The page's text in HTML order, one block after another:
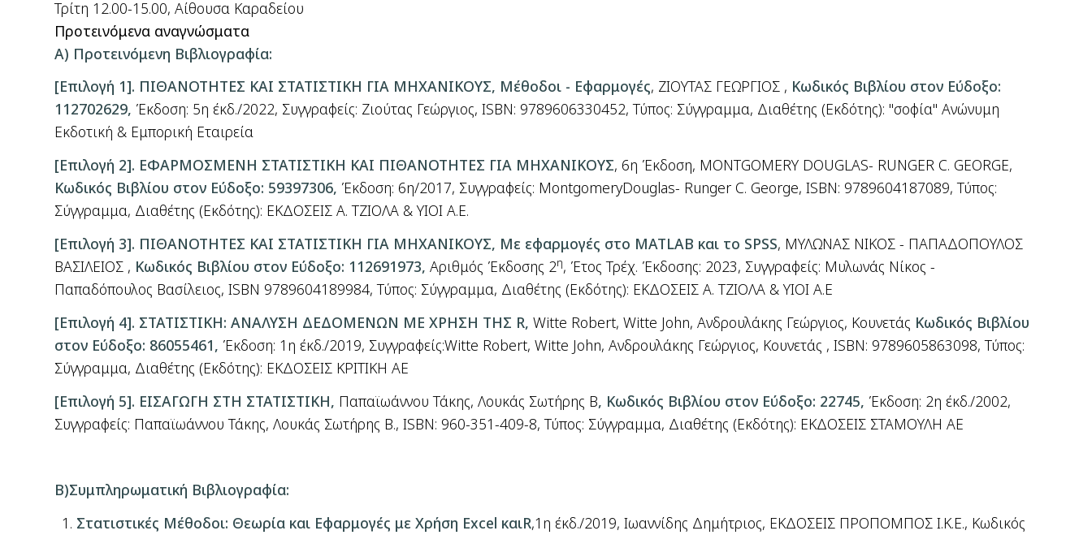
Τρίτη 12.00-15.00, Αίθουσα Καραδείου
Προτεινόμενα αναγνώσματα
Α) Προτεινόμενη Βιβλιογραφία:
[Επιλογή 1]. ΠΙΘΑΝΟΤΗΤΕΣ ΚΑΙ ΣΤΑΤΙΣΤΙΚΗ ΓΙΑ ΜΗΧΑΝΙΚΟΥΣ, Μέθοδοι - Εφαρμογές, ΖΙΟΥΤΑΣ ΓΕΩΡΓΙΟΣ , Κωδικός Βιβλίου στον Εύδοξο:
112702629, Έκδοση: 5η έκδ./2022, Συγγραφείς: Ζιούτας Γεώργιος, ISBN: 9789606330452, Τύπος: Σύγγραμμα, Διαθέτης (Εκδότης): "σοφία" Ανώνυμη
Εκδοτική & Εμπορική Εταιρεία
[Επιλογή 2]. ΕΦΑΡΜΟΣΜΕΝΗ ΣΤΑΤΙΣΤΙΚΗ ΚΑΙ ΠΙΘΑΝΟΤΗΤΕΣ ΓΙΑ ΜΗΧΑΝΙΚΟΥΣ, 6η Έκδοση, MONTGOMERY DOUGLAS- RUNGER C. GEORGE,
Κωδικός Βιβλίου στον Εύδοξο: 59397306, Έκδοση: 6η/2017, Συγγραφείς: MontgomeryDouglas- Runger C. George, ISBN: 9789604187089,Τύπος:
Σύγγραμμα, Διαθέτης (Εκδότης): ΕΚΔΟΣΕΙΣ Α.ΤΖΙΟΛΑ &ΥΙΟΙ Α.Ε.
[Επιλογή 3]. ΠΙΘΑΝΟΤΗΤΕΣ ΚΑΙ ΣΤΑΤΙΣΤΙΚΗ ΓΙΑ ΜΗΧΑΝΙΚΟΥΣ, Με εφαρμογές στο MATLAB και το SPSS, ΜΥΛΩΝΑΣ ΝΙΚΟΣ - ΠΑΠΑΔΟΠΟΥΛΟΣ
ΒΑΣΙΛΕΙΟΣ , Κωδικός Βιβλίου στον Εύδοξο: 112691973,Αριθμός Έκδοσης 2η, Έτος Τρέχ. Έκδοσης: 2023, Συγγραφείς: Μυλωνάς Νίκος -
Παπαδόπουλος Βασίλειος, ISBN 9789604189984, Τύπος: Σύγγραμμα, Διαθέτης (Εκδότης): ΕΚΔΟΣΕΙΣ Α. ΤΖΙΟΛΑ & ΥΙΟΙ Α.Ε
[Επιλογή 4]. ΣΤΑΤΙΣΤΙΚΗ:ΑΝΑΛΥΣΗ ΔΕΔΟΜΕΝΩΝ ΜΕ ΧΡΗΣΗ ΤΗΣ R,Witte Robert, Witte John,Ανδρουλάκης Γεώργιος, Κουνετάς Κωδικός Βιβλίου
στον Εύδοξο: 86055461, Έκδοση: 1 η έκδ./2019, Συγγραφείς:Witte Robert, Witte John,Ανδρουλάκης Γεώργιος, Κουνετάς , ISBN: 9789605863098,Τύπος:
Σύγγραμμα, Διαθέτης (Εκδότης): ΕΚΔΟΣΕΙΣ ΚΡΙΤΙΚΗ ΑΕ
[Επιλογή 5]. ΕΙΣΑΓΩΓΗ ΣΤΗ ΣΤΑΤΙΣΤΙΚΗ, Παπαϊωάννου Τάκης, Λουκάς Σωτήρης Β, Κωδικός Βιβλίου στον Εύδοξο: 22745, Έκδοση: 2η έκδ./2002,
Συγγραφείς: Παπαϊωάννου Τάκης, Λουκάς Σωτήρης Β., ISBN: 960-351-409-8, Τύπος: Σύγγραμμα, Διαθέτης (Εκδότης): ΕΚΔΟΣΕΙΣ ΣΤΑΜΟΥΛΗ ΑΕ
Β)Συμπληρωματική Βιβλιογραφία:
Στατιστικές Μέθοδοι: Θεωρία και Εφαρμογές με Χρήση Excel καιR,1η έκδ./2019, Ιωαννίδης Δημήτριος, ΕΚΔΟΣΕΙΣ ΠΡΟΠΟΜΠΟΣ Ι.Κ.Ε., Κωδικός